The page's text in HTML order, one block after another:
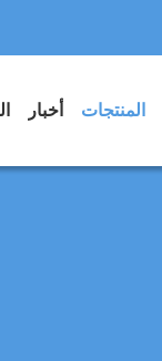
المنتجات أخبار